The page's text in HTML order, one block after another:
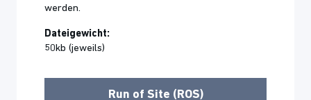
werden.
Dateigewicht:
50kb (jeweils)
Run of Site (ROS)